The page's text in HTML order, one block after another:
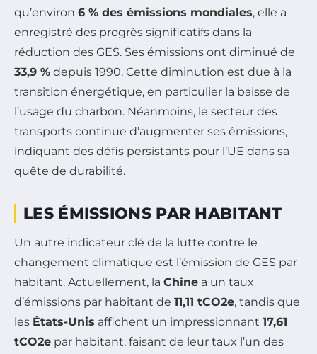
qu’environ 6 % des émissions mondiales, elle a
enregistré des progrès significatifs dans la
réduction des GES. Ses émissions ont diminué de
33,9 % depuis 1990. Cette diminution est due à la
transition énergétique, en particulier la baisse de
l’usage du charbon. Néanmoins, le secteur des
transports continue d’augmenter ses émissions,
indiquant des défis persistants pour l’UE dans sa
quête de durabilité.
LES ÉMISSIONS PAR HABITANT
Un autre indicateur clé de la lutte contre le
changement climatique est l’émission de GES par
habitant. Actuellement, la Chine a un taux
d’émissions par habitant de 11,11 tCO2e, tandis que
les États-Unis affichent un impressionnant 17,61
tCO2e par habitant, faisant de leur taux l’un des